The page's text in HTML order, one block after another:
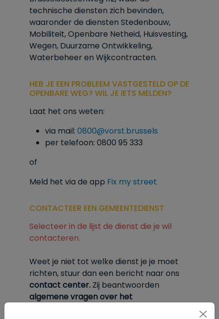
technische diensten zich bevinden,
waaronder de diensten Stedenbouw,
Mobiliteit, Openbare Netheid, Huisvesting,
Wegen, Duurzame Ontwikkeling,
Waterbeheer en Wijkcontracten.
HEB JE EEN PROBLEEM VASTGESTELD OP DE
OPENBARE WEG? WIL JE IETS MELDEN?
Laat het ons weten:
via mail: 0800@vorst.brussels
per telefoon: 0800 95 333
of
Meld het via de app Fix my street
CONTACTEER EEN GEMEENTEDIENST
Selecteer in de lijst de dienst die je wil
contacteren.
Weet je niet tot welke dienst je je moet
richten, stuur dan een bericht naar ons
contact center. Zij beantwoorden
algemene vragen over het